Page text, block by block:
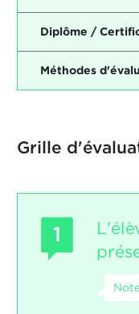
Diplôme /
Méthodes
Grille
1